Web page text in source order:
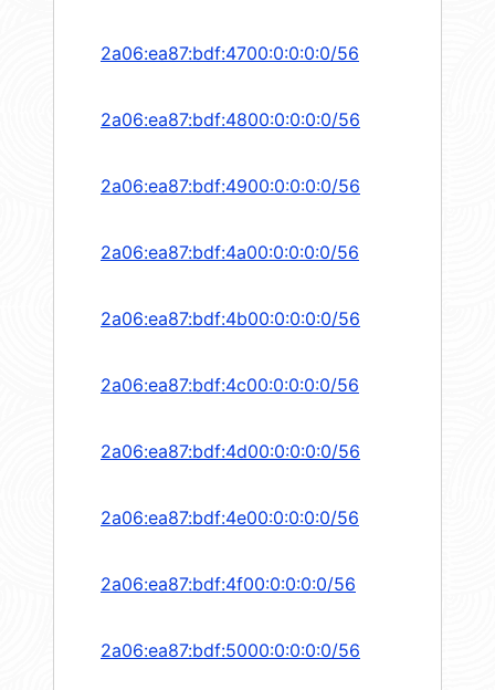
2a06:ea87:bdf:4700:0:0:0:0/56
2a06:ea87:bdf:4800:0:0:0:0/56
2a06:ea87:bdf:4900:0:0:0:0/56
2a06:ea87:bdf:4a00:0:0:0:0/56
2a06:ea87:bdf:4b00:0:0:0:0/56
2a06:ea87:bdf:4c00:0:0:0:0/56
2a06:ea87:bdf:4d00:0:0:0:0/56
2a06:ea87:bdf:4e00:0:0:0:0/56
2a06:ea87:bdf:4f00:0:0:0:0/56
2a06:ea87:bdf:5000:0:0:0:0/56